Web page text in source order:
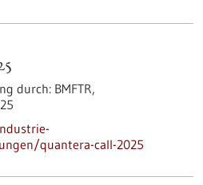
durch: BMFTR,
quantera-call-2025